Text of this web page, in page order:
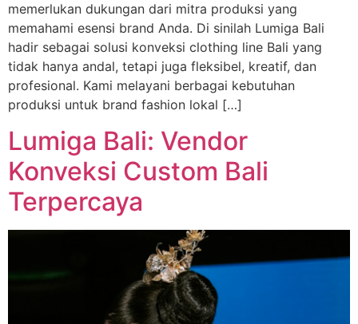
memerlukan dukungan dari mitra produksi yang
memahami esensi brand Anda. Di sinilah Lumiga Bali
hadir sebagai solusi konveksi clothing line Bali yang
tidak hanya andal, tetapi juga fleksibel, kreatif, dan
profesional. Kami melayani berbagai kebutuhan
produksi untuk brand fashion lokal […]
Lumiga Bali: Vendor
Konveksi Custom Bali
Terpercaya